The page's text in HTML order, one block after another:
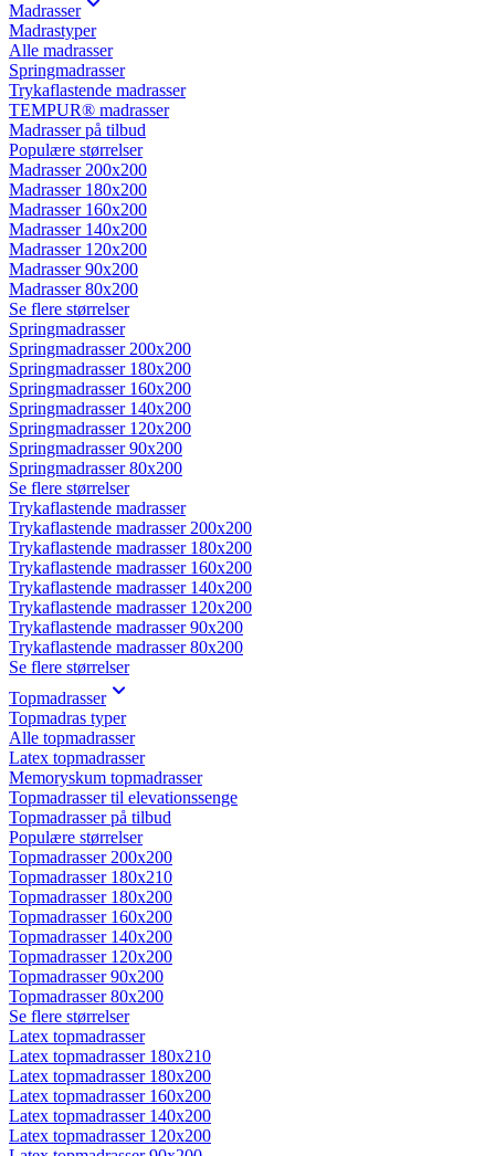
Madrasser
Madrastyper
Alle madrasser
Springmadrasser
Trykaflastende madrasser
TEMPUR® madrasser
Madrasser på tilbud
Populære størrelser
Madrasser 200x200
Madrasser 180x200
Madrasser 160x200
Madrasser 140x200
Madrasser 120x200
Madrasser 90x200
Madrasser 80x200
Se flere størrelser
Springmadrasser
Springmadrasser 200x200
Springmadrasser 180x200
Springmadrasser 160x200
Springmadrasser 140x200
Springmadrasser 120x200
Springmadrasser 90x200
Springmadrasser 80x200
Se flere størrelser
Trykaflastende madrasser
Trykaflastende madrasser 200x200
Trykaflastende madrasser 180x200
Trykaflastende madrasser 160x200
Trykaflastende madrasser 140x200
Trykaflastende madrasser 120x200
Trykaflastende madrasser 90x200
Trykaflastende madrasser 80x200
Se flere størrelser
Topmadrasser
Topmadras typer
Alle topmadrasser
Latex topmadrasser
Memoryskum topmadrasser
Topmadrasser til elevationssenge
Topmadrasser på tilbud
Populære størrelser
Topmadrasser 200x200
Topmadrasser 180x210
Topmadrasser 180x200
Topmadrasser 160x200
Topmadrasser 140x200
Topmadrasser 120x200
Topmadrasser 90x200
Topmadrasser 80x200
Se flere størrelser
Latex topmadrasser
Latex topmadrasser 180x210
Latex topmadrasser 180x200
Latex topmadrasser 160x200
Latex topmadrasser 140x200
Latex topmadrasser 120x200